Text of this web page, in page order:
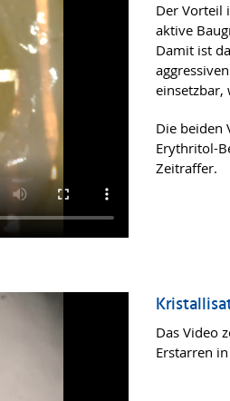
Der Vorteil
aktive
Damit ist
einsetzbar,
Die beiden
Erythritol-
Zeitraffer.
Das Video
Erstarren